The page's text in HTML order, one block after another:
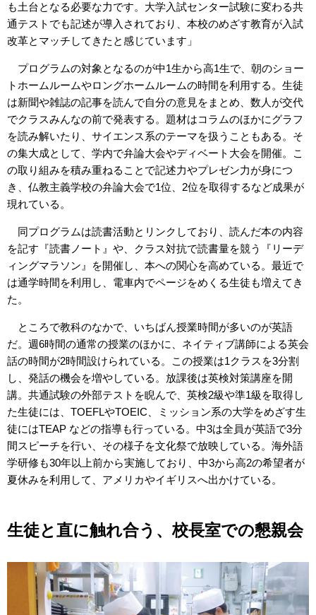
も土台となる必要な力です。大学入試センター試験に変わる共
通テストでも記述が導入されており、本校のめざす教育が入試
改革とマッチしてきたと感じています」
プログラムの対象となるのが中1生から高1生で、朝のショー
トホームルームやロングホームルームの時間を利用する。生徒
は新聞や雑誌の記事を読んで自分の意見をまとめ、数人が交代
でクラスみんなの前で発表する。題材はコラムのほかにグラフ
を読み解いたり、サイエンス系のテーマを扱うこともある。そ
の集大成として、学内で弁論大会やディベート大会を開催。こ
の取り組みを積み重ねることで記述力やプレゼン力が身につ
き、仏教主義学校の弁論大会で1位、2位を取得するなど成果が
現れている。
同プログラムは読書活動とリンクしており、読んだ本の内容
を記す『読書ノート』や、クラス対抗で読書量を競う『リーデ
ィングマラソン』を開催し、本への関心を高めている。最近で
は通学時間を利用し、電車内でページをめくる生徒も増えてき
た。
ところで教科のなかで、いちばん授業時間が多いのが英語
だ。週6時間の通常の授業のほかに、ネイティブ講師による英会
話の時間が2時間設けられている。この授業は1クラスを3分割
し、発話の機会を増やしている。放課後は英検対策講座を開
講。共通試験の外部テストを睨んで、英検2級や準1級を取得し
た生徒には、TOEFLやTOEIC、ミッション系の大学をめざす生
徒にはTEAP などの指導も行っている。中3は全員が英語で3分
間スピーチを行い、その様子を文化祭で放映している。海外語
学研修も30年以上前から実施しており、中3から高2の希望者が
夏休みを利用して、アメリカやイギリスへ出かけている。
生徒と直に触れ合う、校長室での懇親会